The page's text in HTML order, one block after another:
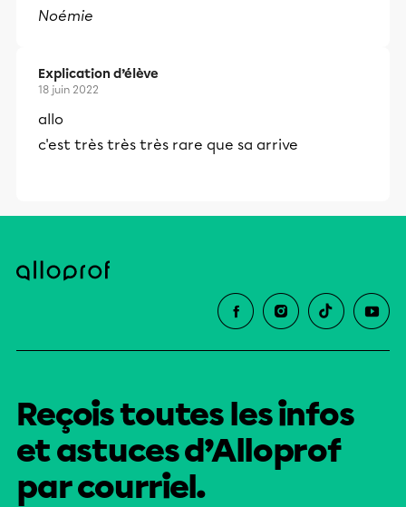
Noémie
Explication d’élève
18 juin 2022
allo
c'est très très très rare que sa arrive
Reçois toutes les infos
et astuces d’Alloprof
par courriel.